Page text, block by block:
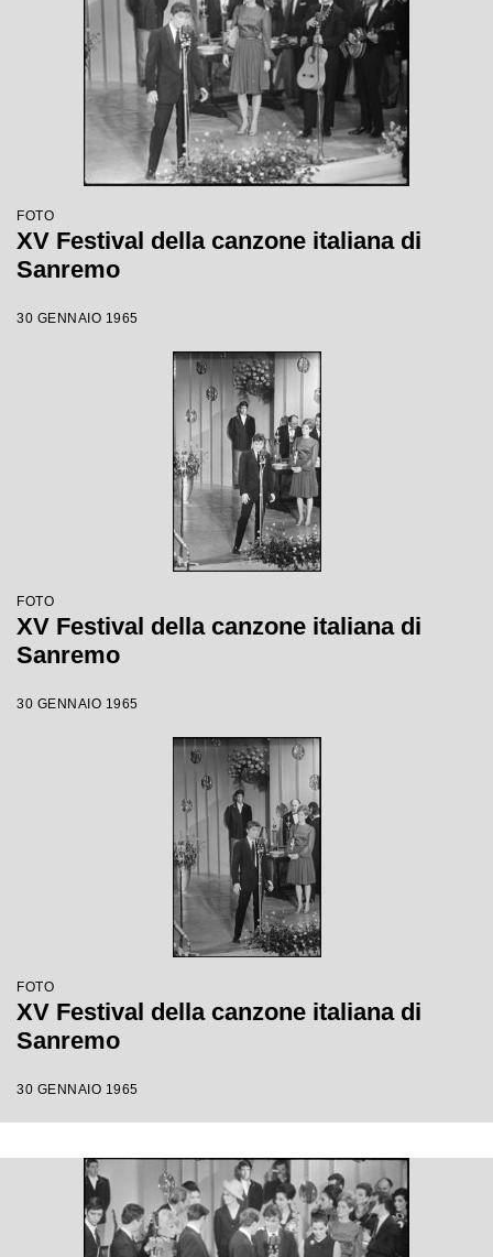
FOTO
XV Festival della canzone italiana di
Sanremo
30 GENNAIO 1965
FOTO
XV Festival della canzone italiana di
Sanremo
30 GENNAIO 1965
FOTO
XV Festival della canzone italiana di
Sanremo
30 GENNAIO 1965